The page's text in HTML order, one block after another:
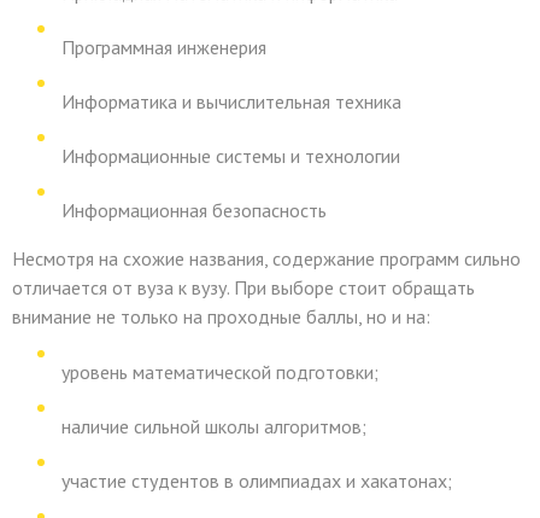
Программная инженерия
Информатика и вычислительная техника
Информационные системы и технологии
Информационная безопасность
Несмотря на схожие названия, содержание программ сильно
отличается от вуза к вузу. При выборе стоит обращать
внимание не только на проходные баллы, но и на:
уровень математической подготовки;
наличие сильной школы алгоритмов;
участие студентов в олимпиадах и хакатонах;